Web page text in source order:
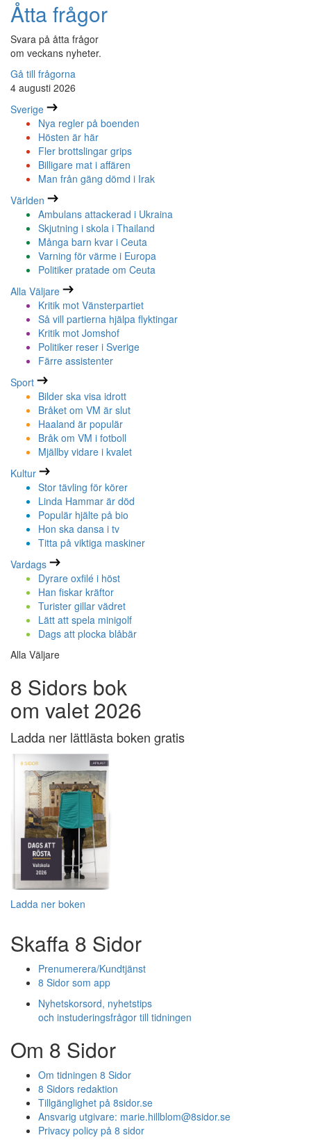
Åtta frågor
Svara på åtta frågor
om veckans nyheter.
Gå till frågorna
4 augusti 2026
Sverige
Nya regler på boenden
Hösten är här
Fler brottslingar grips
Billigare mat i affären
Man från gäng dömd i Irak
Världen
Ambulans attackerad i Ukraina
Skjutning i skola i Thailand
Många barn kvar i Ceuta
Varning för värme i Europa
Politiker pratade om Ceuta
Alla Väljare
Kritik mot Vänsterpartiet
Så vill partierna hjälpa flyktingar
Kritik mot Jomshof
Politiker reser i Sverige
Färre assistenter
Sport
Bilder ska visa idrott
Bråket om VM är slut
Haaland är populär
Bråk om VM i fotboll
Mjällby vidare i kvalet
Kultur
Stor tävling för körer
Linda Hammar är död
Populär hjälte på bio
Hon ska dansa i tv
Titta på viktiga maskiner
Vardags
Dyrare oxfilé i höst
Han fiskar kräftor
Turister gillar vädret
Lätt att spela minigolf
Dags att plocka blåbär
Alla Väljare
8 Sidors bok
om valet 2026
Ladda ner lättlästa boken gratis
Ladda ner boken
Skaffa 8 Sidor
Prenumerera/Kundtjänst
8 Sidor som app
Nyhetskorsord, nyhetstips
och instuderingsfrågor till tidningen
Om 8 Sidor
Om tidningen 8 Sidor
8 Sidors redaktion
Tillgänglighet på 8sidor.se
Ansvarig utgivare: marie.hillblom@8sidor.se
Privacy policy på 8 sidor